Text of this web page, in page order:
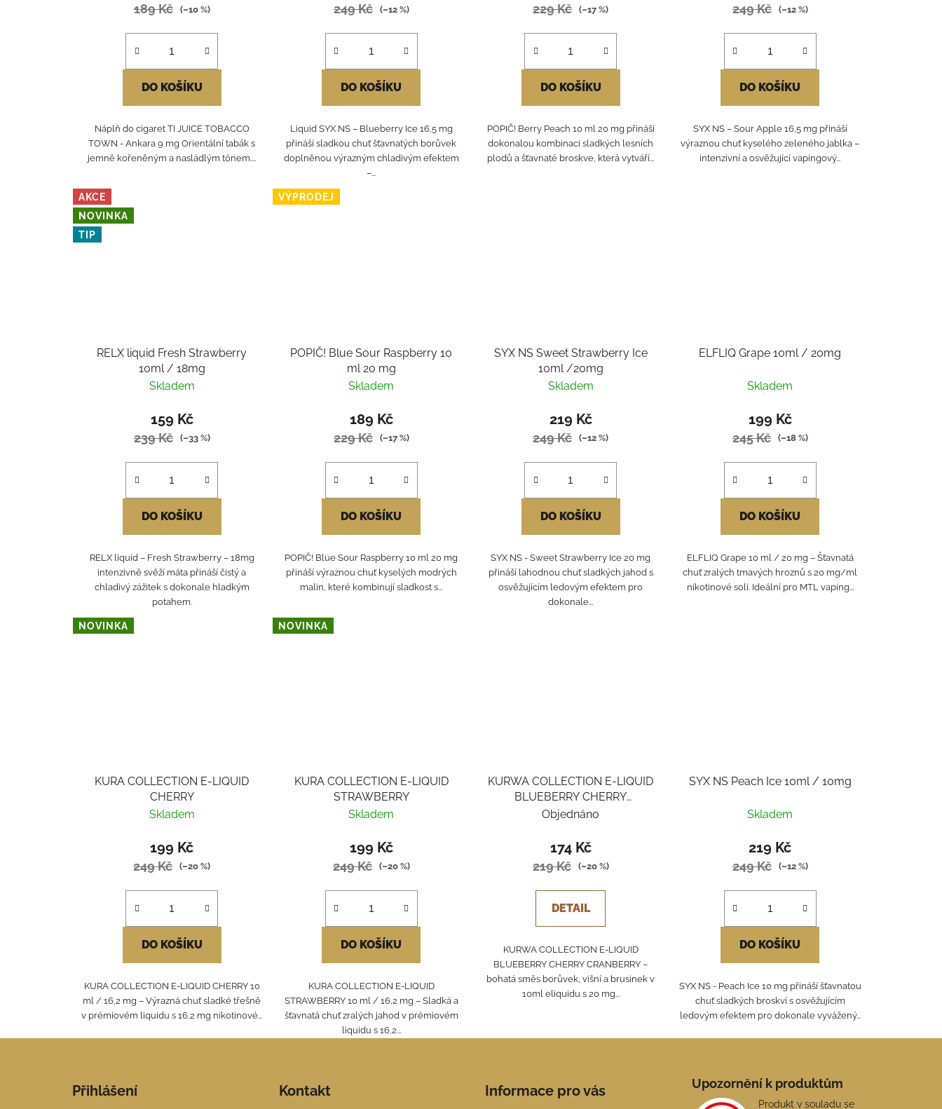
189 Kč (–10 %)
DO KOŠÍKU
Náplň do cigaret TI JUICE TOBACCO
TOWN - Ankara 9 mg Orientální tabák s
jemně kořeněným a nasládlým tónem....
249 Kč (–12 %)
DO KOŠÍKU
Liquid SYX NS – Blueberry Ice 16,5 mg
přináší sladkou chuť šťavnatých borůvek
doplněnou výrazným chladivým efektem
–...
229 Kč (–17 %)
DO KOŠÍKU
POPIČ! Berry Peach 10 ml 20 mg přináší
dokonalou kombinaci sladkých lesních
plodů a šťavnaté broskve, která vytváří...
249 Kč (–12 %)
DO KOŠÍKU
SYX NS – Sour Apple 16,5 mg přináší
výraznou chuť kyselého zeleného jablka –
intenzivní a osvěžující vapingový...
AKCE
NOVINKA
TIP
RELX liquid Fresh Strawberry
10ml / 18mg
Skladem
159 Kč
239 Kč (–33 %)
DO KOŠÍKU
RELX liquid – Fresh Strawberry – 18mg
intenzivně svěží máta přináší čistý a
chladivý zážitek s dokonale hladkým
potahem.
VÝPRODEJ
POPIČ! Blue Sour Raspberry 10
ml 20 mg
Skladem
189 Kč
229 Kč (–17 %)
DO KOŠÍKU
POPIČ! Blue Sour Raspberry 10 ml 20 mg
přináší výraznou chuť kyselých modrých
malin, které kombinují sladkost s...
SYX NS Sweet Strawberry Ice
10ml /20mg
Skladem
219 Kč
249 Kč (–12 %)
DO KOŠÍKU
SYX NS - Sweet Strawberry Ice 20 mg
přináší lahodnou chuť sladkých jahod s
osvěžujícím ledovým efektem pro
dokonale...
ELFLIQ Grape 10ml / 20mg
Skladem
199 Kč
245 Kč (–18 %)
DO KOŠÍKU
ELFLIQ Grape 10 ml / 20 mg – Šťavnatá
chuť zralých tmavých hroznů s 20 mg/ml
nikotinové soli. Ideální pro MTL vaping...
NOVINKA
KURA COLLECTION E-LIQUID
CHERRY
Skladem
199 Kč
249 Kč (–20 %)
DO KOŠÍKU
KURA COLLECTION E-LIQUID CHERRY 10
ml / 16,2 mg – Výrazná chuť sladké třešně
v prémiovém liquidu s 16,2 mg nikotinové...
NOVINKA
KURA COLLECTION E-LIQUID
STRAWBERRY
Skladem
199 Kč
249 Kč (–20 %)
DO KOŠÍKU
KURA COLLECTION E-LIQUID
STRAWBERRY 10 ml / 16,2 mg – Sladká a
šťavnatá chuť zralých jahod v prémiovém
liquidu s 16,2...
KURWA COLLECTION E-LIQUID
BLUEBERRY CHERRY
CRANBERRY
Objednáno
174 Kč
219 Kč (–20 %)
DETAIL
KURWA COLLECTION E-LIQUID
BLUEBERRY CHERRY CRANBERRY –
bohatá směs borůvek, višní a brusinek v
10ml eliquidu s 20 mg...
SYX NS Peach Ice 10ml / 10mg
Skladem
219 Kč
249 Kč (–12 %)
DO KOŠÍKU
SYX NS - Peach Ice 10 mg přináší šťavnatou
chuť sladkých broskví s osvěžujícím
ledovým efektem pro dokonale vyvážený...
Přihlášení Kontakt Informace pro vás Upozornění k produktům
Produkt v souladu se